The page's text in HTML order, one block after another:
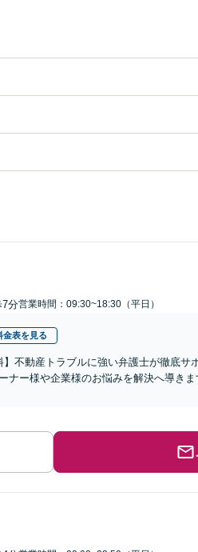
7分営業時間：09:30~18:30（平日）
金表を見る
】不動産トラブルに強い弁護士が徹底
ナー様や企業様のお悩みを解決へ導き